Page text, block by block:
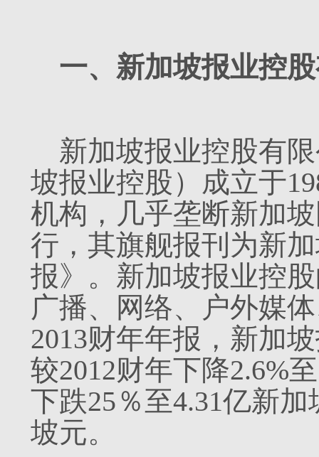
一、新加坡报业控
新加坡报业控股有
坡报业控股）成立于
机构，几乎垄断新加
行，其旗舰报刊为新
报》。新加坡报业控
广播、网络、户外媒
2013财年年报，新加
较2012财年下降2.6%
下跌25％至4.31亿新
坡元。